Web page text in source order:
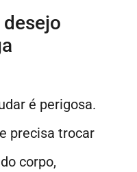
é perigosa.
precisa trocar
corpo,